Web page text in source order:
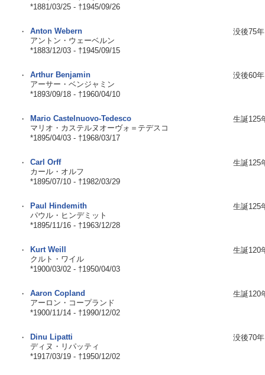
*1881/03/25 - †1945/09/26
・
Anton Webern
アントン・ウェーベルン
*1883/12/03 - †1945/09/15
没後75年
・
Arthur Benjamin
アーサー・ベンジャミン
*1893/09/18 - †1960/04/10
没後60年
・
Mario Castelnuovo-Tedesco
マリオ・カステルヌオーヴォ＝テデスコ
*1895/04/03 - †1968/03/17
生誕125
・
Carl Orff
カール・オルフ
*1895/07/10 - †1982/03/29
生誕125
・
Paul Hindemith
パウル・ヒンデミット
*1895/11/16 - †1963/12/28
生誕125
・
Kurt Weill
クルト・ワイル
*1900/03/02 - †1950/04/03
生誕120
・
Aaron Copland
アーロン・コープランド
*1900/11/14 - †1990/12/02
生誕120
・
Dinu Lipatti
ディヌ・リパッティ
*1917/03/19 - †1950/12/02
没後70年